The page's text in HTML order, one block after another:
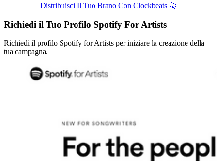
Distribuisci Il Tuo Brano Con Clockbeats 🚀
Richiedi il Tuo Profilo Spotify For Artists
Richiedi il profilo Spotify for Artists per iniziare la creazione della
tua campagna.